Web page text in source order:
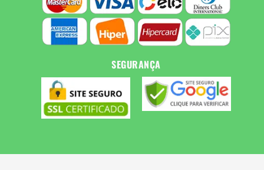
SEGURANÇA